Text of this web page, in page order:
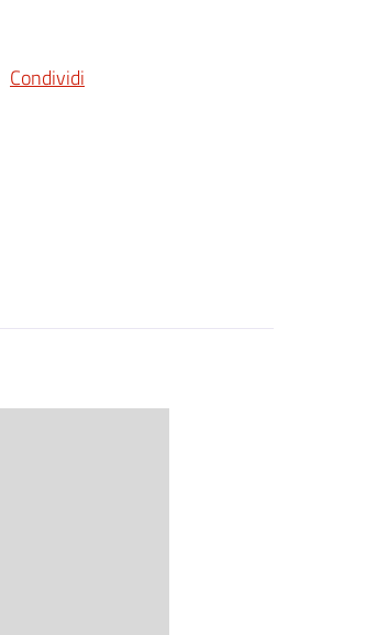
Condividi